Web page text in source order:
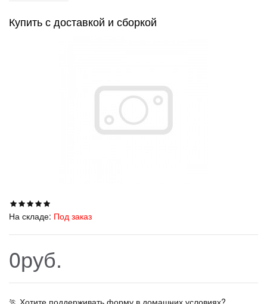
Купить с доставкой и сборкой
На складе: Под заказ
0руб.
🏃‍ Хотите поддерживать форму в домашних условиях?